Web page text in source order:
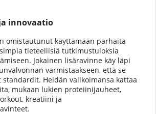
innovaatio
omistautunut käyttämään parhaita
tieteellisiä tutkimustuloksia
Jokainen lisäravinne käy läpi
varmistaakseen, että se
Heidän valikoimansa kattaa
mukaan lukien proteiinijauheet,
kreatiini ja